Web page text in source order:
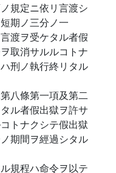
規定ニ依リ言渡シ
期ノ三分ノ一
渡ヲ受ケタル者假
取消サルルコトナ
刑ノ執行終リタル
八條第一項及第二
ル者假出獄ヲ許サ
トナクシテ假出獄
期間ヲ經過シタル
規程ハ命令ヲ以テ